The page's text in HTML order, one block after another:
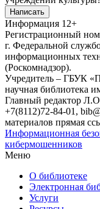
Написать
Информация 12+
Регистрационный
г. Федеральной
информационных
(Роскомнадзор).
Учредитель – ГБУК
научная библиотека
Главный редактор
+7(8112)72-84-01,
материалов прямая
Информационная
кибермошенников
Меню
О библиотеке
Электронная
Услуги